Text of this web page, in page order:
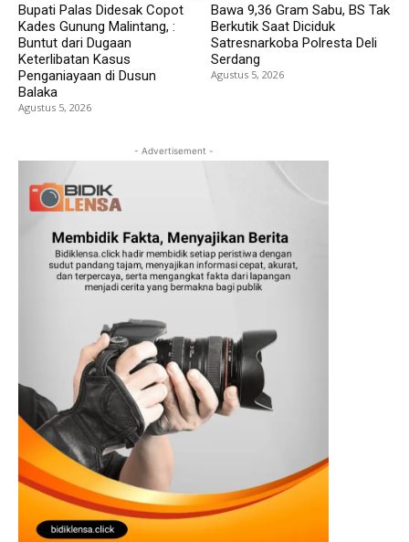
Bupati Palas Didesak Copot
Kades Gunung Malintang, :
Buntut dari Dugaan
Keterlibatan Kasus
Penganiayaan di Dusun
Balaka
Agustus 5, 2026
Bawa 9,36 Gram Sabu, BS Tak
Berkutik Saat Diciduk
Satresnarkoba Polresta Deli
Serdang
Agustus 5, 2026
- Advertisement -